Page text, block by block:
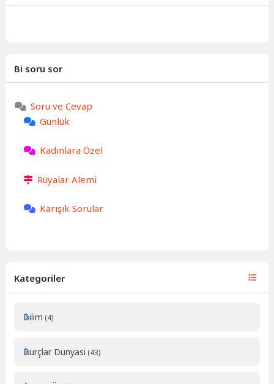
Bi soru sor
Soru ve Cevap
Günlük
Kadınlara Özel
Rüyalar Alemi
Karışık Sorular
Kategoriler
Bilim (4)
Burçlar Dunyasi (43)